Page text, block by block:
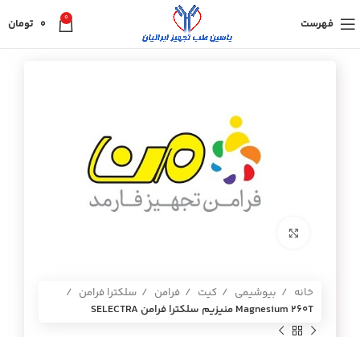
فهرست 0
0 تومان
خانه بیوشیمی کیت فرامن
سلکترا فرامن
Magnesium 260T منيزيم سلكترا فرامن SELECTRA